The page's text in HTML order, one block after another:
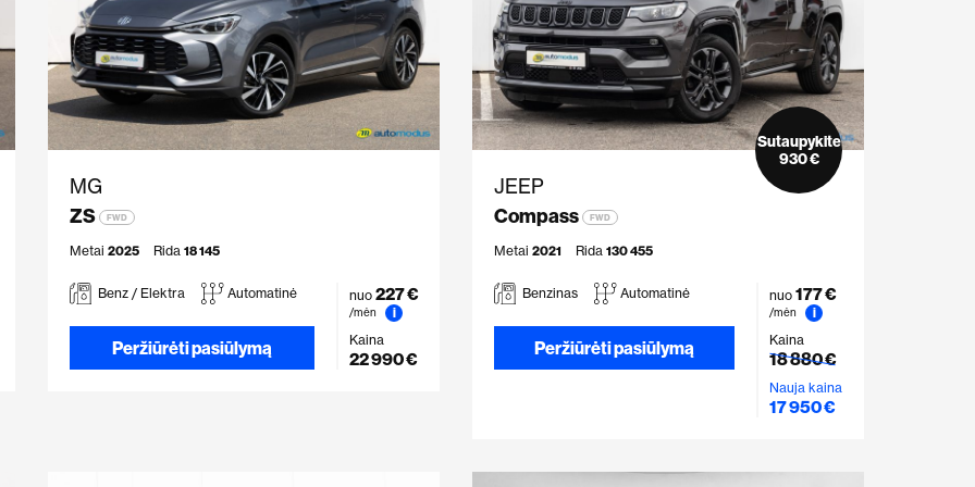
MG
ZS
FWD
Metai 2025 Rida 18 145
Benz / Elektra Automatinė
Peržiūrėti pasiūlymą
nuo 227 €
/mėn
i
Kaina
22 990 €
JEEP
Compass
FWD
Metai 2021 Rida 130 455
Sutaupykite
930 €
Benzinas Automatinė
Peržiūrėti pasiūlymą
nuo 177 €
/mėn
i
Kaina
18 880 €
Nauja kaina
17 950 €